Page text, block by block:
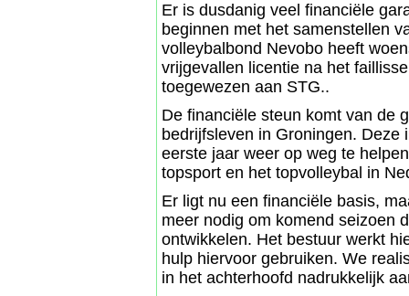
Er is dusdanig veel financiële
beginnen met het samenstellen
volleybalbond Nevobo heeft
vrijgevallen licentie na het
toegewezen aan STG..
De financiële steun komt van de
bedrijfsleven in Groningen.
eerste jaar weer op weg te
topsport en het topvolleybal in
Er ligt nu een financiële basis,
meer nodig om komend seizoen
ontwikkelen. Het bestuur werkt
hulp hiervoor gebruiken. We
in het achterhoofd nadrukkelijk